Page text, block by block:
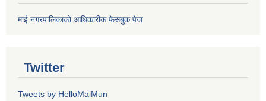
माई नगरपालिकाको आधिकारीक फेसबुक पेज
Twitter
Tweets by HelloMaiMun